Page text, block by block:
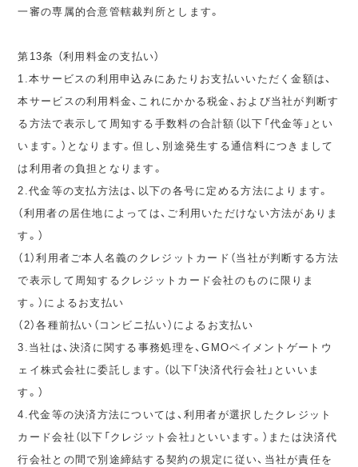
一審の専属的合意管轄裁判所とします。
第13条 （利用料金の支払い）
1.本サービスの利用申込みにあたりお支払いいただく金額は、
本サービスの利用料金、これにかかる税金、および当社が判断す
る方法で表示して周知する手数料の合計額（以下「代金等」とい
います。）となります。但し、別途発生する通信料につきまして
は利用者の負担となります。
2.代金等の支払方法は、以下の各号に定める方法によります。
（利用者の居住地によっては、ご利用いただけない方法がありま
す。）
（1）利用者ご本人名義のクレジットカード（当社が判断する方法
で表示して周知するクレジットカード会社のものに限りま
す。）によるお支払い
（2）各種前払い（コンビニ払い）によるお支払い
3.当社は、決済に関する事務処理を、GMOペイメントゲートウ
ェイ株式会社に委託します。（以下「決済代行会社」といいま
す。）
4.代金等の決済方法については、利用者が選択したクレジット
カード会社（以下「クレジット会社」といいます。）または決済代
行会社との間で別途締結する契約の規定に従い、当社が責任を